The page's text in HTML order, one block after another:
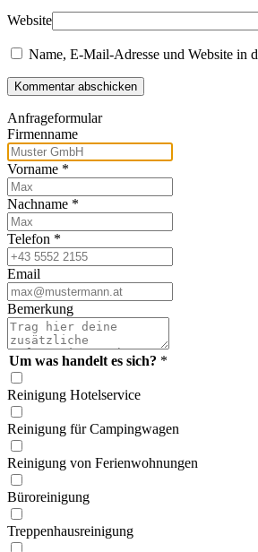
Website
Name, E-Mail-Adresse und Website in
Kommentar abschicken
Anfrageformular
Firmenname
Vorname *
Nachname *
Telefon *
Email
Bemerkung
Um was handelt es sich? *
Reinigung Hotelservice
Reinigung für Campingwagen
Reinigung von Ferien­wohnungen
Büroreinigung
Treppen­hausreinigung